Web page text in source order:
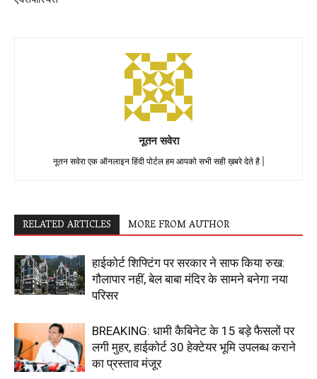
नूतन सवेरा
नूतन सवेरा एक ऑनलाइन हिंदी पोर्टल हम आपको सभी सही ख़बरे देते है |
RELATED ARTICLES MORE FROM AUTHOR
हाईकोर्ट शिफ्टिंग पर सरकार ने साफ किया रुख:
गौलापार नहीं, बेल बाबा मंदिर के सामने बनेगा नया
परिसर
BREAKING: धामी कैबिनेट के 15 बड़े फैसलों पर
लगी मुहर, हाईकोर्ट 30 हेक्टेयर भूमि उपलब्ध कराने
का प्रस्ताव मंजूर